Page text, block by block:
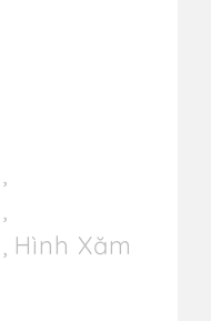
,
,
, Hình Xăm